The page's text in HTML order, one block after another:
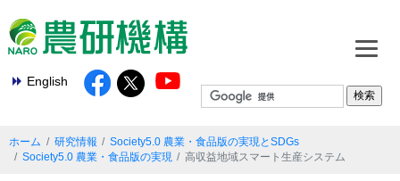
English
ホーム 研究情報
Society5.0 農業・食品版の実現とSDGs
Society5.0 農業・食品版の実現
高収益地域スマート生産システム